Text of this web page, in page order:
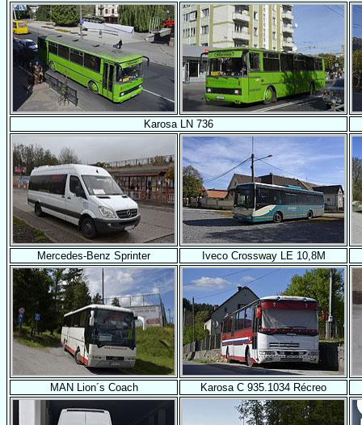
Karosa LN 736
Mercedes-Benz Sprinter Iveco Crossway LE 10,8M
MAN Lion´s Coach Karosa C 935.1034 Récreo